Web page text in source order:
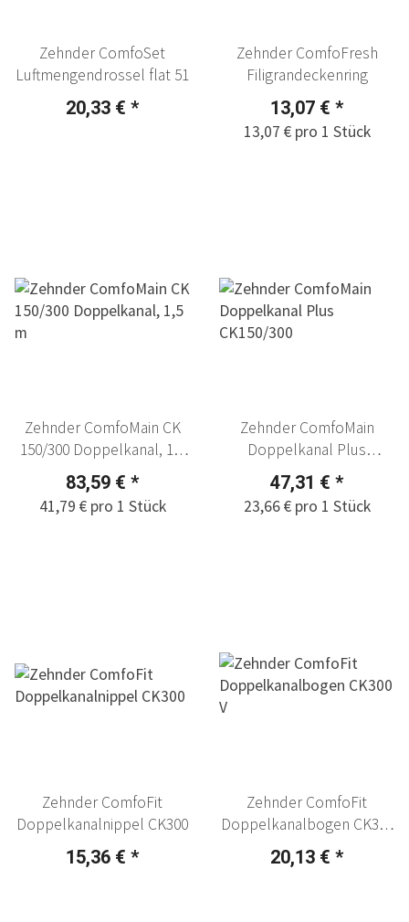
Zehnder ComfoSet
Luftmengendrossel flat 51
20,33 € *
Zehnder ComfoFresh
Filigrandeckenring
13,07 € *
13,07 € pro 1 Stück
Zehnder ComfoMain CK
150/300 Doppelkanal, 1,5
m
83,59 € *
41,79 € pro 1 Stück
Zehnder ComfoMain
Doppelkanal Plus
CK150/300
47,31 € *
23,66 € pro 1 Stück
Zehnder ComfoFit
Doppelkanalnippel CK300
15,36 € *
Zehnder ComfoFit
Doppelkanalbogen CK300
V
20,13 € *